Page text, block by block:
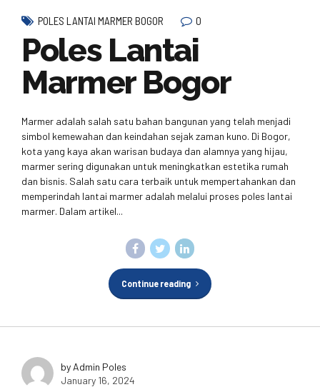
POLES LANTAI MARMER BOGOR 0
Poles Lantai
Marmer Bogor
Marmer adalah salah satu bahan bangunan yang telah menjadi
simbol kemewahan dan keindahan sejak zaman kuno. Di Bogor,
kota yang kaya akan warisan budaya dan alamnya yang hijau,
marmer sering digunakan untuk meningkatkan estetika rumah
dan bisnis. Salah satu cara terbaik untuk mempertahankan dan
memperindah lantai marmer adalah melalui proses poles lantai
marmer. Dalam artikel...
Continue reading
by Admin Poles
January 16, 2024